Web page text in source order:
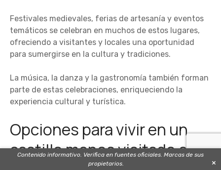
Festivales medievales, ferias de artesanía y eventos
temáticos se celebran en muchos de estos lugares,
ofreciendo a visitantes y locales una oportunidad
para sumergirse en la cultura y tradiciones.
La música, la danza y la gastronomía también forman
parte de estas celebraciones, enriqueciendo la
experiencia cultural y turística.
Opciones para vivir en un
castillo menos visitado en
Contenido informativo. Verifica en fuentes oficiales. Marcas de sus
propietarios.
×